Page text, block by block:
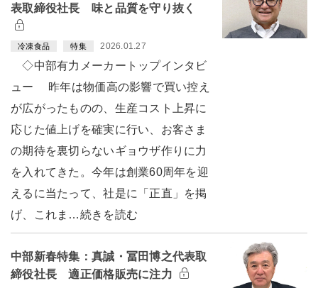
表取締役社長 味と品質を守り抜く
冷凍食品 特集 2026.01.27
◇中部有力メーカートップインタビ
ュー 昨年は物価高の影響で買い控え
が広がったものの、生産コスト上昇に
応じた値上げを確実に行い、お客さま
の期待を裏切らないギョウザ作りに力
を入れてきた。今年は創業60周年を迎
えるに当たって、社是に「正直」を掲
げ、これま…続きを読む
中部新春特集：真誠・冨田博之代表取
締役社長 適正価格販売に注力